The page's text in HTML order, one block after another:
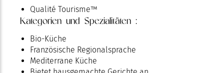
Qualité Tourisme™
Kategorien und Spezialitäten :
Bio-Küche
Französische Regionalsprache
Mediterrane Küche